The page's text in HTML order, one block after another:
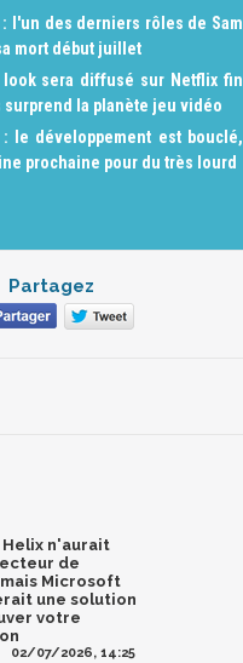
l'un des derniers rôles de Sam
mort début juillet
look sera diffusé sur Netflix fin
surprend la planète jeu vidéo
: le développement est bouclé,
prochaine pour du très lourd
Partagez
Helix n'aurait
de
Microsoft
une solution
votre
02/07/2026, 14:25